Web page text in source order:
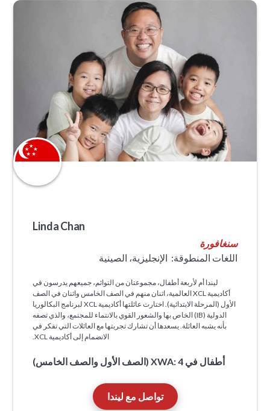
Linda Chan
سنغافورة
اللغات المنطوقة: الإنجليزية، الصينية
ليندا أم لأربعة أطفال، مجموعتان من التوائم، جميعهم يدرسون في
أكاديمية XCL العالمية، اثنان منهم في الصف الخامس واثنان في الصف
الأول (المرحلة الابتدائية). اختارت عائلتها أكاديمية XCL لبرنامج البكالوريا
الدولية (IB) الخاص بها والشعور القوي بالانتماء للمجتمع، والذي تصفه
بأنه يشبه العائلة. يسعدها أن تشارك تجربتها مع العائلات التي تفكر في
الانضمام إلى أكاديمية XCL.
أطفال في XWA: 4 (الصف الأول والصف الخامس)
تواصل مع ليندا